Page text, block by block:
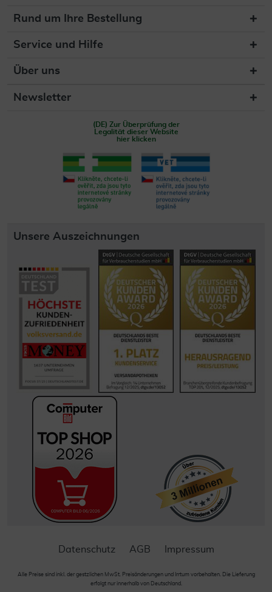
Rund um Ihre Bestellung
Service und Hilfe
Über uns
Newsletter
(DE) Zur Überprüfung der
Legalität dieser Website
hier klicken
Unsere Auszeichnungen
Datenschutz AGB Impressum
Alle Preise sind inkl. der gestzlichen MwSt. Preisänderungen und Irrtum vorbehalten. Die Lieferung
erfolgt nur innerhalb von Deutschland.